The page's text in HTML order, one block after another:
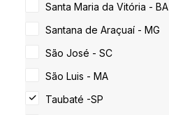
Santa Maria da Vitória - BA
Santana de Araçuaí - MG
São José - SC
São Luis - MA
Taubaté -SP